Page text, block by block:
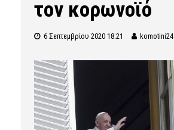
τον κορωνοϊό
6 Σεπτεμβρίου 2020 18:21 komotini24